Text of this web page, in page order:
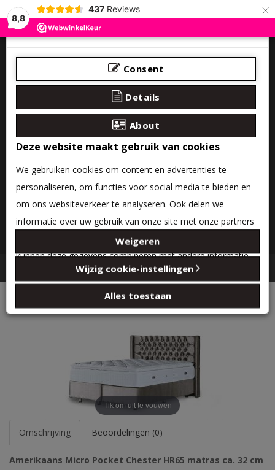
8,8
437 Reviews ×
0 product(en) - €0,00
Amerikaans matras Chester HR65 32cm
Tik om uit te vouwen
Omschrijving Beoordelingen (0)
Amerikaans Micro Pocket Chester HR65 matras ca. 32 cm
Consent
Details
About
Deze website maakt gebruik van cookies
We gebruiken cookies om content en advertenties te
personaliseren, om functies voor social media te bieden en
om ons websiteverkeer te analyseren. Ook delen we
informatie over uw gebruik van onze site met onze partners
voor social media, adverteren en analyse. Deze partners
kunnen deze gegevens combineren met andere informatie
die u aan ze heeft verstrekt of die ze hebben verzameld op
basis van uw gebruik van hun services.
Weigeren
Wijzig cookie-instellingen
Alles toestaan